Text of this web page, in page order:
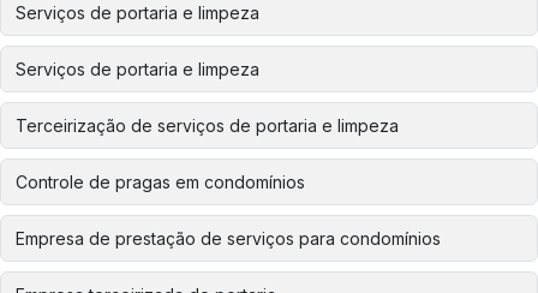
Serviços de portaria e limpeza
Serviços de portaria e limpeza
Terceirização de serviços de portaria e limpeza
Controle de pragas em condomínios
Empresa de prestação de serviços para condomínios